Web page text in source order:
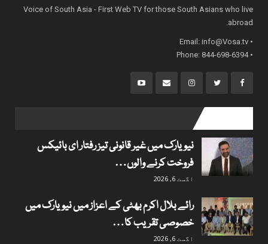
Voice of South Asia - First Web TV for those South Asians who live
abroad.
• Email:
info@Vosa.tv
• Phone: 844-698-6394
نیویارک میں غیر قانونی تیز رفتار ای بائیکس
فروخت کرنے والوں…
اگست 6, 2026
رائے بلال اکرم بھٹی کے اعزاز میں نیویارک میں
خصوصی تقریب کا…
اگست 6, 2026